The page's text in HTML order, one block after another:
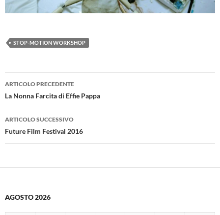
STOP-MOTION WORKSHOP
Navigazione
articolo
ARTICOLO PRECEDENTE
La Nonna Farcita di Effie Pappa
ARTICOLO SUCCESSIVO
Future Film Festival 2016
AGOSTO 2026